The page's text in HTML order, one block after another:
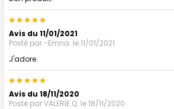
5
Avis du 11/01/2021
Posté par-Emna. le 11/01/2021
J'adore.
5
Avis du 18/11/2020
Posté parVALERIE Q. le 18/11/2020